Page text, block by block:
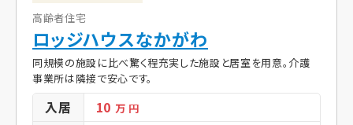
高齢者住宅
ロッジハウスなかがわ
同規模の施設に比べ驚く程充実した施設と居室を用意。介護
事業所は隣接で安心です。
入居 10万 円